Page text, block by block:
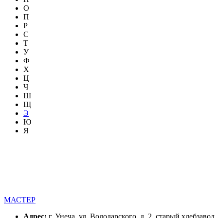
О
П
Р
С
Т
У
Ф
Х
Ц
Ч
Ш
Щ
Э
Ю
Я
МАСТЕР